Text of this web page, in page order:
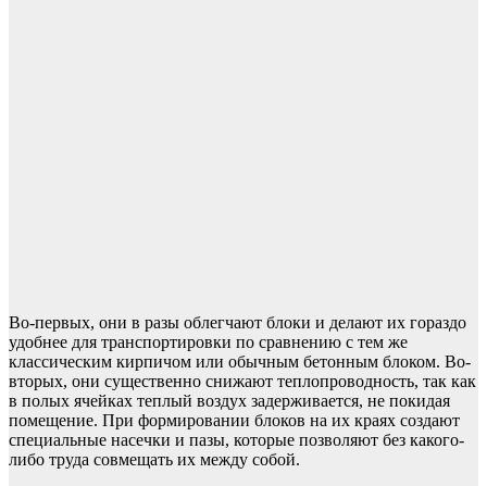
Во-первых, они в разы облегчают блоки и делают их гораздо
удобнее для транспортировки по сравнению с тем же
классическим кирпичом или обычным бетонным блоком. Во-
вторых, они существенно снижают теплопроводность, так как
в полых ячейках теплый воздух задерживается, не покидая
помещение. При формировании блоков на их краях создают
специальные насечки и пазы, которые позволяют без какого-
либо труда совмещать их между собой.